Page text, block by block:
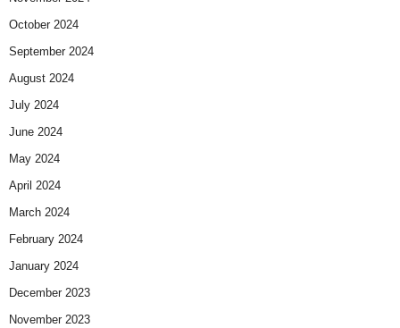
October 2024
September 2024
August 2024
July 2024
June 2024
May 2024
April 2024
March 2024
February 2024
January 2024
December 2023
November 2023